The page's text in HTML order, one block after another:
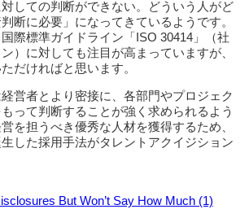
しての判断ができない。どういう人がど
断に必要」になってきているようです。
際標準ガイドライン「ISO 30414」（社
）に対しても注目が高まっていますが、
だければと思います。
営者とより密接に、各部門やプロジェク
って判断することが強く求められるよう
を担うべき優秀な人材を獲得するため、
した採用手法がタレントアクイジション
But Won’t Say How Much (1)